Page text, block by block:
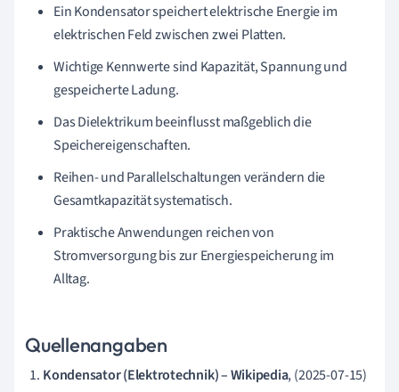
Ein Kondensator speichert elektrische Energie im
elektrischen Feld zwischen zwei Platten.
Wichtige Kennwerte sind Kapazität, Spannung und
gespeicherte Ladung.
Das Dielektrikum beeinflusst maßgeblich die
Speichereigenschaften.
Reihen- und Parallelschaltungen verändern die
Gesamtkapazität systematisch.
Praktische Anwendungen reichen von
Stromversorgung bis zur Energiespeicherung im
Alltag.
Quellenangaben
Kondensator (Elektrotechnik) – Wikipedia, (2025-07-15)